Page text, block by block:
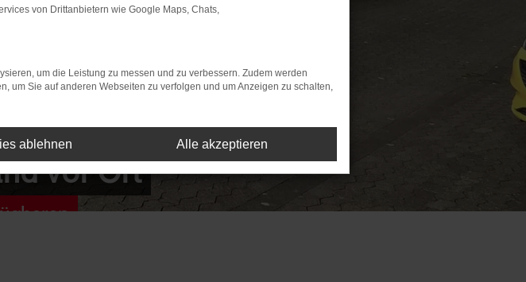
vor Ort
von Drittanbietern wie Google Maps, Chats,
um die Leistung zu messen und zu verbessern. Zudem werden
um Sie auf anderen Webseiten zu verfolgen und um Anzeigen zu schalten,
ablehnen Alle akzeptieren